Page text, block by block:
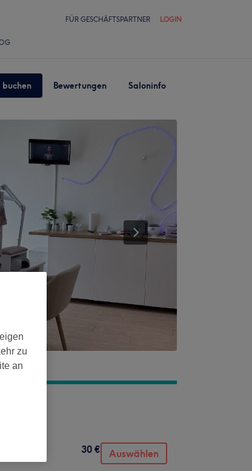
FÜR GESCHÄFTSPARTNER LOGIN
buchen Bewertungen Saloninfo
30 € Auswählen
zu
an